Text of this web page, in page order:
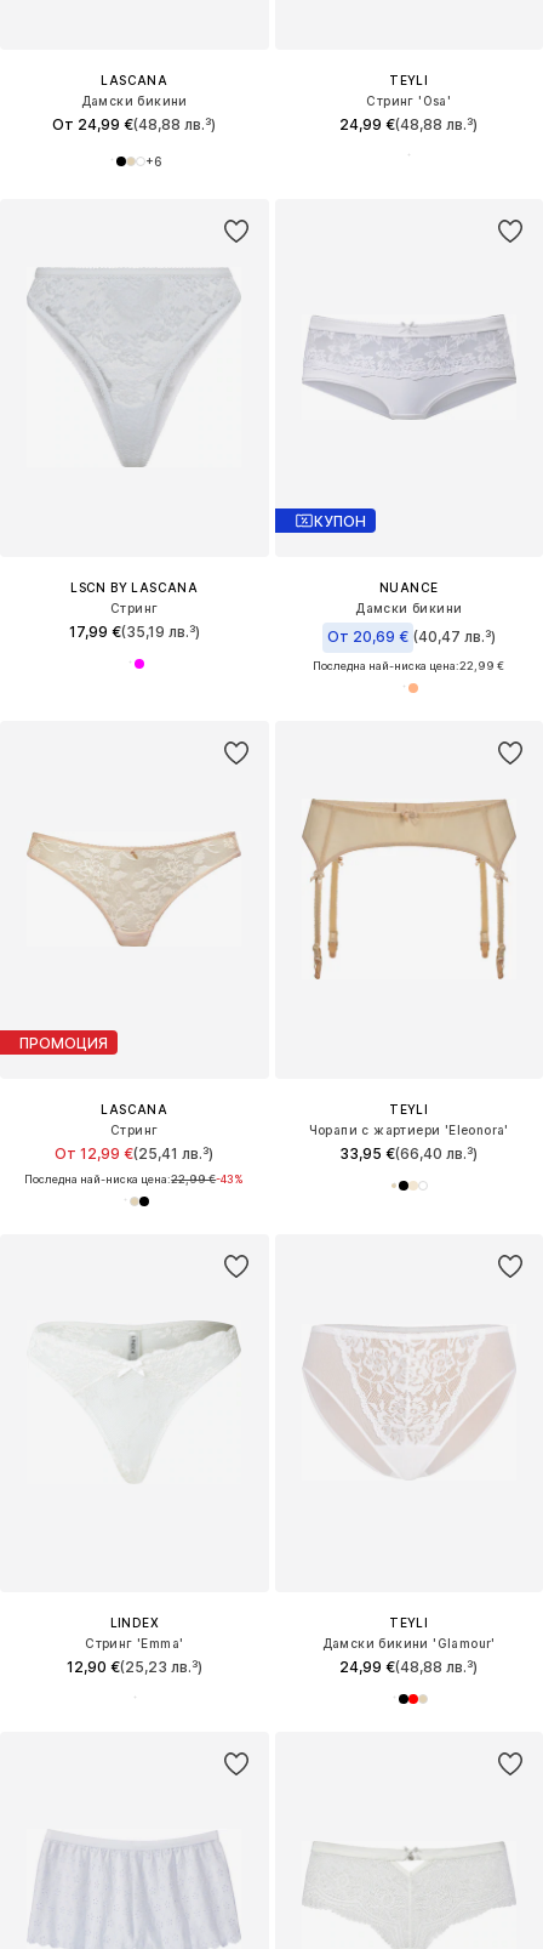
LASCANA
Дамски бикини
От 24,99 €(48,88 лв.³)
+6
TEYLI
Стринг 'Osa'
24,99 €(48,88 лв.³)
LSCN BY LASCANA
Стринг
17,99 €(35,19 лв.³)
КУПОН
NUANCE
Дамски бикини
От 20,69 € (40,47 лв.³)
Последна най-ниска цена:22,99 €
ПРОМОЦИЯ
LASCANA
Стринг
От 12,99 €(25,41 лв.³)
Последна най-ниска цена:22,99 €-43%
TEYLI
Чорапи с жартиери 'Eleonora'
33,95 €(66,40 лв.³)
LINDEX
Стринг 'Emma'
12,90 €(25,23 лв.³)
TEYLI
Дамски бикини 'Glamour'
24,99 €(48,88 лв.³)